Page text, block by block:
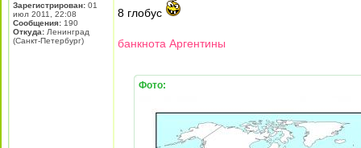
Зарегистрирован: 01
июл 2011, 22:08
Сообщения: 190
Откуда: Ленинград
(Санкт-Петербург)
8 глобус
банкнота Аргентины
Фото: